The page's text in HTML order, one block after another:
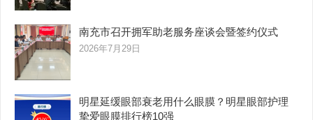
南充市召开拥军助老服务座谈会暨签约仪式
2026年7月29日
明星延缓眼部衰老用什么眼膜？明星眼部护理
挚爱眼膜排行榜10强